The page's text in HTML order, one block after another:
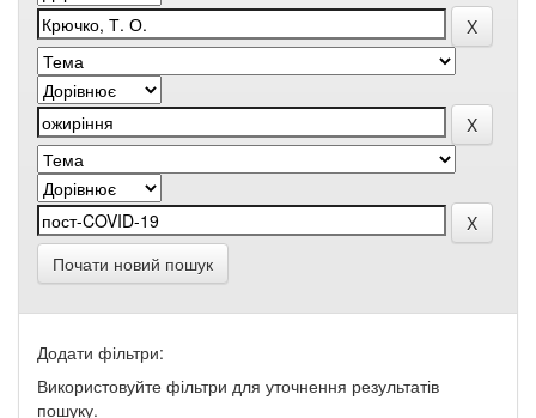
Почати новий пошук
Додати фільтри:
Використовуйте фільтри для уточнення результатів
пошуку.